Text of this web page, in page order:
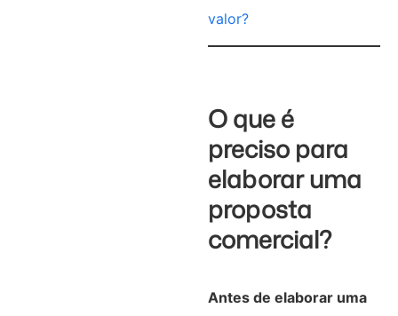
valor?
O que é
preciso para
elaborar uma
proposta
comercial?
Antes de elaborar uma